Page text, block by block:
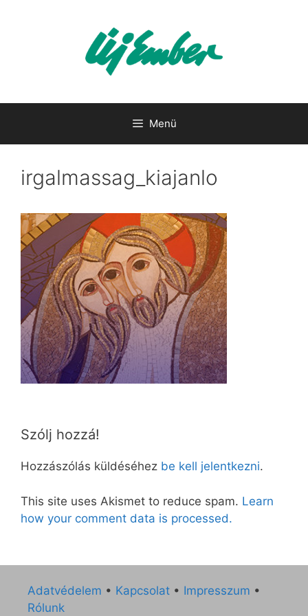
Menü
irgalmassag_kiajanlo
Szólj hozzá!
Hozzászólás küldéséhez be kell jelentkezni.
This site uses Akismet to reduce spam. Learn
how your comment data is processed.
Adatvédelem • Kapcsolat • Impresszum •
Rólunk